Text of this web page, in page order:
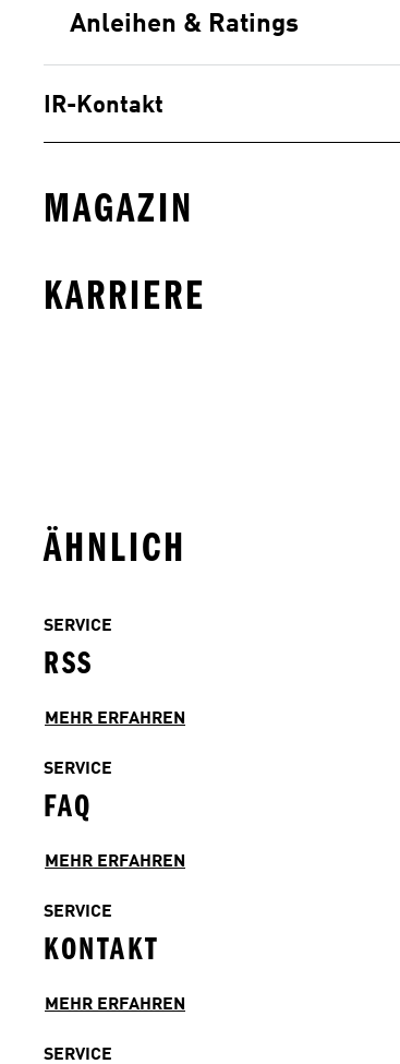
Anleihen & Ratings
IR-Kontakt
MAGAZIN
KARRIERE
ÄHNLICH
SERVICE
RSS
MEHR ERFAHREN
SERVICE
FAQ
MEHR ERFAHREN
SERVICE
KONTAKT
MEHR ERFAHREN
SERVICE